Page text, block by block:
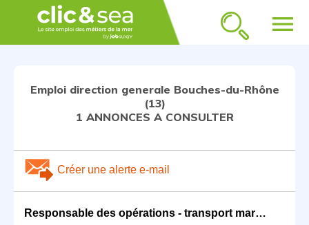
menu
Emploi direction generale Bouches-du-Rhône
(13)
1 ANNONCES A CONSULTER
Créer une alerte e-mail
Responsable des opérations - transport maritime H/F